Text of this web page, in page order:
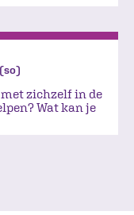
zichzelf in de
Wat kan je